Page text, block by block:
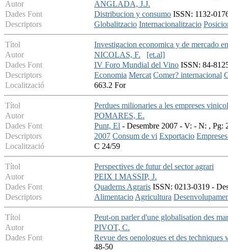
Autor
ANGLADA, J.J.
Dades Font
Distribucion y consumo ISSN: 1132-
Descriptors
Globalitzacio Internacionalitzacio
Títol
Investigacion economica y de mercado
Autor
NICOLAS, F.
[et.al]
Dades Font
IV Foro Mundial del Vino ISSN: 84-
Descriptors
Economia Mercat Comer? internacional
Localització
663.2 For
Títol
Perdues milionaries a les empreses
Autor
POMARES, E.
Dades Font
Punt, El - Desembre 2007 - V: - N: , Pg:
Descriptors
2007 Consum de vi Exportacio
Localització
C 24/59
Títol
Perspectives de futur del sector agrari
Autor
PEIX I MASSIP, J.
Dades Font
Quaderns Agraris ISSN: 0213-0319 -
Descriptors
AlimentacioAgricultura
Títol
Peut-on parler d'une globalisation des
Autor
PIVOT, C.
Dades Font
Revue des oenologues et des
48-50